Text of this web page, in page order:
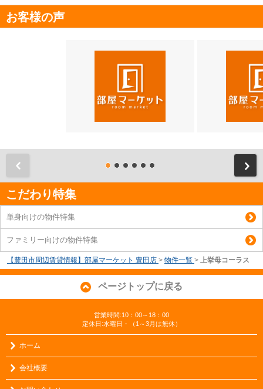
お客様の声
こだわり特集
単身向けの物件特集
ファミリー向けの物件特集
【豊田市周辺賃貸情報】部屋マーケット 豊田店 > 物件一覧 > 上挙母コーラス
ページトップに戻る
営業時間:10：00～18：00
定休日:水曜日・（1～3月は無休）
ホーム
会社概要